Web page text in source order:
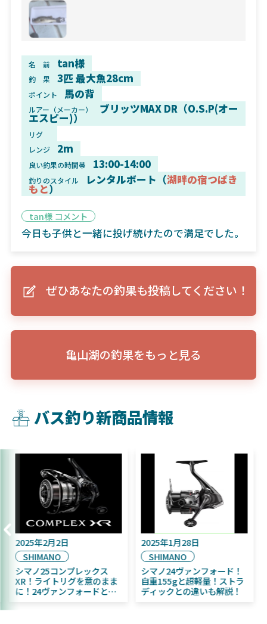
名 前 tan様
釣 果 3匹 最大魚28cm
ポイント 馬の背
ルアー（メーカー） ブリッツMAX DR（O.S.P(オー
エスピー)）
リグ
レンジ
2m
良い釣果の時間帯 13:00-14:00
釣りのスタイル レンタルボート（湖畔の宿つばき
もと）
tan様 コメント
今日も子供と一緒に投げ続けたので満足でした。
ぜひあなたの釣果も投稿してください！
亀山湖の釣果をもっと見る
バス釣り新商品情報
16日
月発売予定！
く魚／ちびふく魚
イト初心者にお
2025年2月2日
シマノ25コンプレックス
XR！ライトリグを意のまま
に！24ヴァンフォードとの
シマノ24ヴ
自重155gと
ディックと